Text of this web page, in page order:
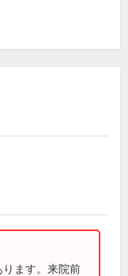
ます。来院前